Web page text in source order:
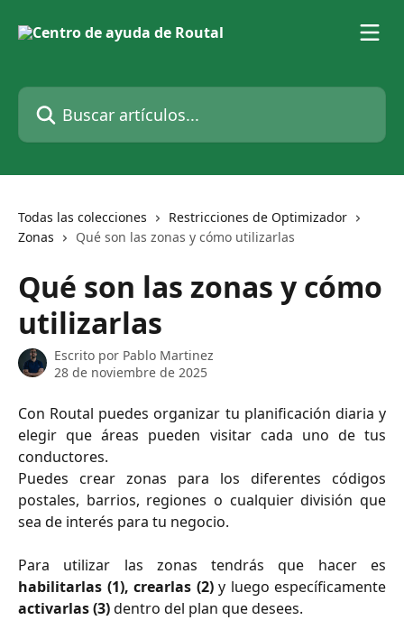
Buscar artículos...
Todas las colecciones
Restricciones de Optimizador
Zonas
Qué son las zonas y cómo utilizarlas
Qué son las zonas y cómo
utilizarlas
Escrito por Pablo Martinez
28 de noviembre de 2025
Con Routal puedes organizar tu planificación diaria y
elegir que áreas pueden visitar cada uno de tus
conductores.
Puedes crear zonas para los diferentes códigos
postales, barrios, regiones o cualquier división que
sea de interés para tu negocio.
Para utilizar las zonas tendrás que hacer es
habilitarlas (1), crearlas (2)y luego específicamente
activarlas (3)dentro del plan que desees.